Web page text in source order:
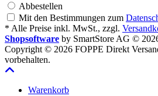
Abbestellen
Mit den Bestimmungen zum
* Alle Preise inkl. MwSt., zzgl.
Shopsoftware by SmartStore AG ©
Copyright © 2026 FOPPE Direkt
vorbehalten.
Warenkorb